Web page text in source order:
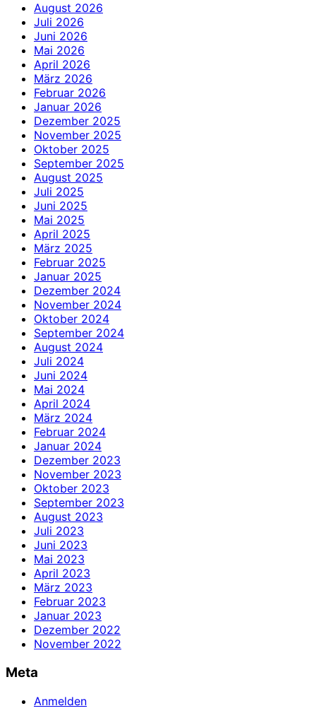
August 2026
Juli 2026
Juni 2026
Mai 2026
April 2026
März 2026
Februar 2026
Januar 2026
Dezember 2025
November 2025
Oktober 2025
September 2025
August 2025
Juli 2025
Juni 2025
Mai 2025
April 2025
März 2025
Februar 2025
Januar 2025
Dezember 2024
November 2024
Oktober 2024
September 2024
August 2024
Juli 2024
Juni 2024
Mai 2024
April 2024
März 2024
Februar 2024
Januar 2024
Dezember 2023
November 2023
Oktober 2023
September 2023
August 2023
Juli 2023
Juni 2023
Mai 2023
April 2023
März 2023
Februar 2023
Januar 2023
Dezember 2022
November 2022
Meta
Anmelden